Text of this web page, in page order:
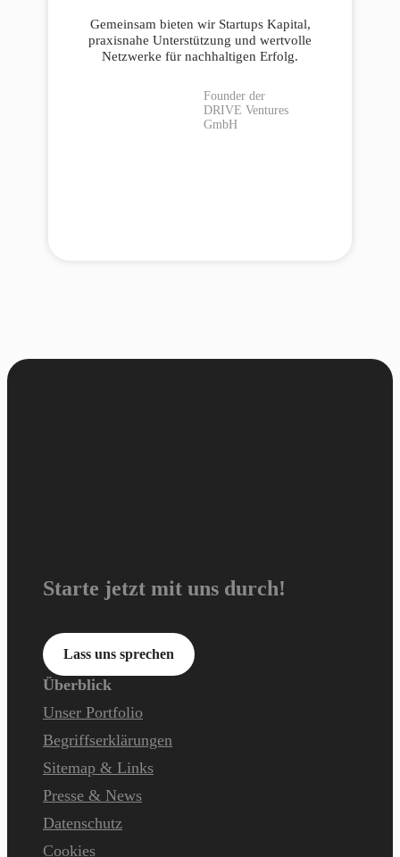
Gemeinsam bieten wir Startups Kapital,
praxisnahe Unterstützung und wertvolle
Netzwerke für nachhaltigen Erfolg.
Founder der
DRIVE Ventures
GmbH
Starte jetzt mit uns durch!
Lass uns sprechen
Überblick
Unser Portfolio
Begriffserklärungen
Sitemap & Links
Presse & News
Datenschutz
Cookies